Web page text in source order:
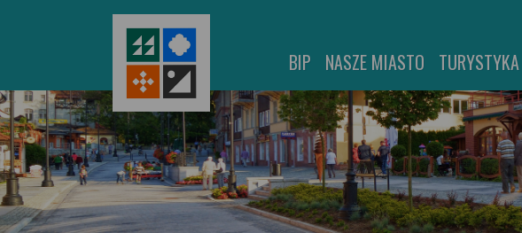
BIP NASZE MIASTO TURYSTYKA